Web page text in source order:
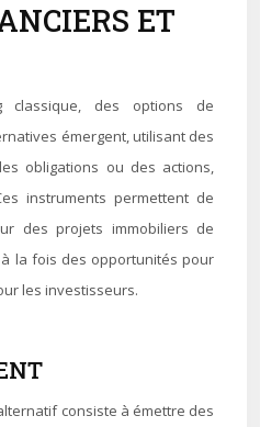
ET
classique, des options de
émergent, utilisant des
obligations ou des actions,
instruments permettent de
des projets immobiliers de
la fois des opportunités pour
les investisseurs.
consiste à émettre des